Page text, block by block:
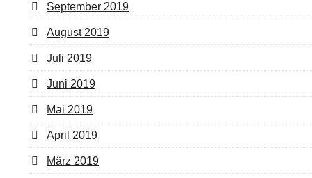
September 2019
August 2019
Juli 2019
Juni 2019
Mai 2019
April 2019
März 2019